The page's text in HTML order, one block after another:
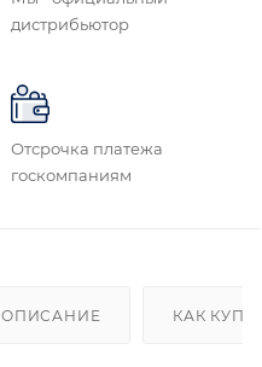
дистрибьютор
Отсрочка платежа
госкомпаниям
ОПИСАНИЕ КАК